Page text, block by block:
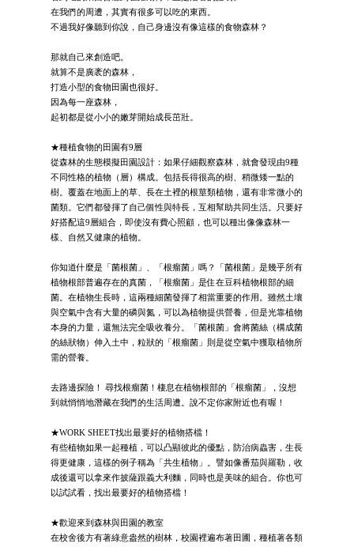
在我們的周遭，其實有很多可以吃的東西。
不過我好像聽到你說，自己身邊沒有像這樣的食物森林？
那就自己來創造吧。
就算不是廣袤的森林，
打造小型的食物田園也很好。
因為每一座森林，
起初都是從小小的嫩芽開始成長茁壯。
★種植食物的田園有9層
從森林的生態模擬田園設計：如果仔細觀察森林，就會發現由9種
不同性格的植物（層）構成。包括長得很高的樹、稍微矮一點的
樹。覆蓋在地面上的草、長在土裡的根莖類植物，還有非常微小的
菌類。它們都發揮了自己個性與特長，互相幫助共同生活。只要好
好搭配這9層組合，即使沒有費心照顧，也可以種出像像森林一
樣、自然又健康的植物。
你知道什麼是「菌根菌」、「根瘤菌」嗎？「菌根菌」是幾乎所有
植物根部普遍存在的真菌，「根瘤菌」是住在豆科植物根部的細
菌。在植物生長時，這兩種細菌發揮了相當重要的作用。雖然土壤
與空氣中含有大量的磷與氮，可以為植物提供營養，但是光靠植物
本身的力量，還無法完全吸收養分。「菌根菌」會將菌絲（構成菌
的絲狀物）伸入土中，粒狀的「根瘤菌」則是從空氣中獲取植物所
需的營養。
去路邊探險！ 尋找根瘤菌！棲息在植物根部的「根瘤菌」，沒想
到就悄悄地潛藏在我們的生活周遭。說不定你家附近也有喔！
★WORK SHEET找出最要好的植物搭檔！
有些植物如果一起種植，可以凸顯彼此的優點，防治病蟲害，生長
得更健康，這樣的例子稱為「共生植物」。譬如像番茄與羅勒，收
成後還可以拿來作披薩跟義大利麵，同時也是美味的組合。你也可
以試試看，找出最要好的植物搭檔！
★歡迎來到森林與田園的教室
在校舍後方有著綠意盎然的樹林，校園裡遍布著田圃，種植著各類